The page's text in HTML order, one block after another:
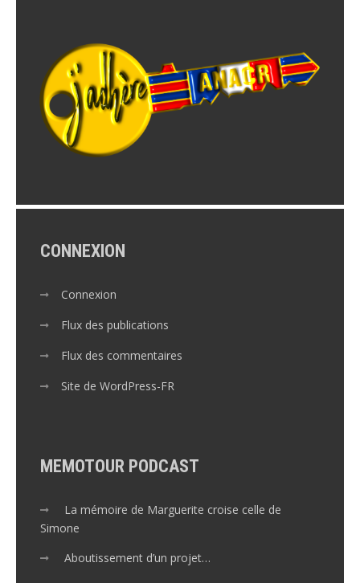
CONNEXION
Connexion
Flux des publications
Flux des commentaires
Site de WordPress-FR
MEMOTOUR PODCAST
La mémoire de Marguerite croise celle de
Simone
Aboutissement d’un projet…